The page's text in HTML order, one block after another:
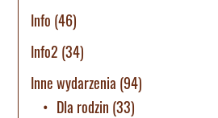
Info (46)
Info2 (34)
Inne wydarzenia (94)
Dla rodzin (33)